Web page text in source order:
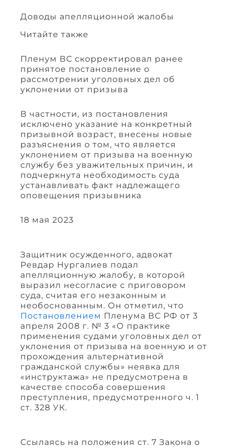
Доводы апелляционной жалобы
Читайте также
Пленум ВС скорректировал ранее
принятое постановление о
рассмотрении уголовных дел об
уклонении от призыва
В частности, из постановления
исключено указание на конкретный
призывной возраст, внесены новые
разъяснения о том, что является
уклонением от призыва на военную
службу без уважительных причин, и
подчеркнута необходимость суда
устанавливать факт надлежащего
оповещения призывника
18 мая 2023
Защитник осужденного, адвокат
Ревдар Нургалиев подал
апелляционную жалобу, в которой
выразил несогласие с приговором
суда, считая его незаконным и
необоснованным. Он отметил, что
Постановлением Пленума ВС РФ от 3
апреля 2008 г. № 3 «О практике
применения судами уголовных дел от
уклонения от призыва на военную и от
прохождения альтернативной
гражданской службы» неявка для
«инструктажа» не предусмотрена в
качестве способа совершения
преступления, предусмотренного ч. 1
ст. 328 УК.
Ссылаясь на положения ст. 7 Закона о